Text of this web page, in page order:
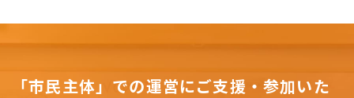
「市民主体」での運営にご支援・参加いた